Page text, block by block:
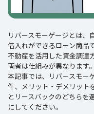
リバースモーゲージとは、
借入れができるローン商品で
不動産を活用した資金調達
両者は仕組みが異なります。
本記事では、リバースモー
件、メリット・デメリット
とリースバックのどちらを
にしてください。